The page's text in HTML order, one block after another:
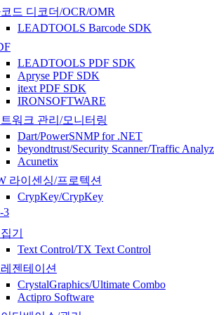
드 디코더/OCR/OMR
LEADTOOLS Barcode SDK
LEADTOOLS PDF SDK
Apryse PDF SDK
itext PDF SDK
IRONSOFTWARE
워크 관리/모니터링
Dart/PowerSNMP for .NET
beyondtrust/Security Scanner/Traffic
Acunetix
라이센싱/프로텍션
CrypKey/CrypKey
3
기
Text Control/TX Text Control
젠테이션
CrystalGraphics/Ultimate Combo
Actipro Software